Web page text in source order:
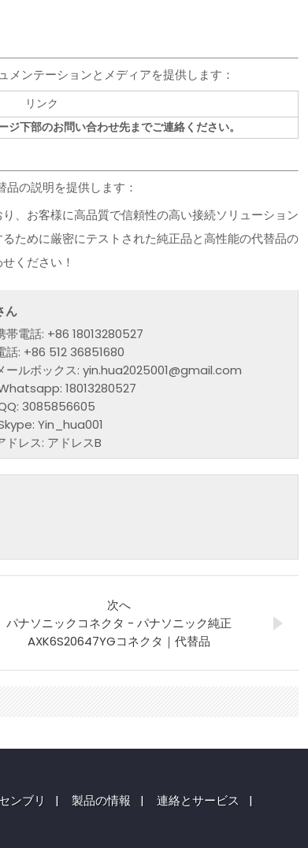
ンテーションとメディアを提供します：
リンク
ジ下部のお問い合わせ先までご連絡ください。
の説明を提供します：
、お客様に高品質で信頼性の高い接続ソリューション
ために厳密にテストされた純正品と高性能の代替品の
ください！
ん
帯電話: +86 18013280527
話: +86 512 36851680
ールボックス: yin.hua2025001@gmail.com
18013280527
3085856605
Yin_hua001
ドレス: アドレスB
次へ
パナソニックコネクタ - パナソニック純正
AXK6S20647YGコネクタ｜代替品
ンブリ | 製品の情報 | 連絡とサービス |